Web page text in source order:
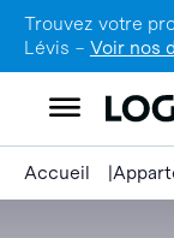
Trouvez votre
Lévis – Voir nos
Accueil